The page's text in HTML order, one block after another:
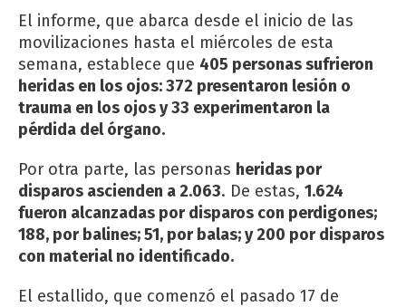
El informe, que abarca desde el inicio de las
movilizaciones hasta el miércoles de esta
semana, establece que 405 personas sufrieron
heridas en los ojos: 372 presentaron lesión o
trauma en los ojos y 33 experimentaron la
pérdida del órgano.
Por otra parte, las personas heridas por
disparos ascienden a 2.063. De estas, 1.624
fueron alcanzadas por disparos con perdigones;
188, por balines; 51, por balas; y 200 por disparos
con material no identificado.
El estallido, que comenzó el pasado 17 de